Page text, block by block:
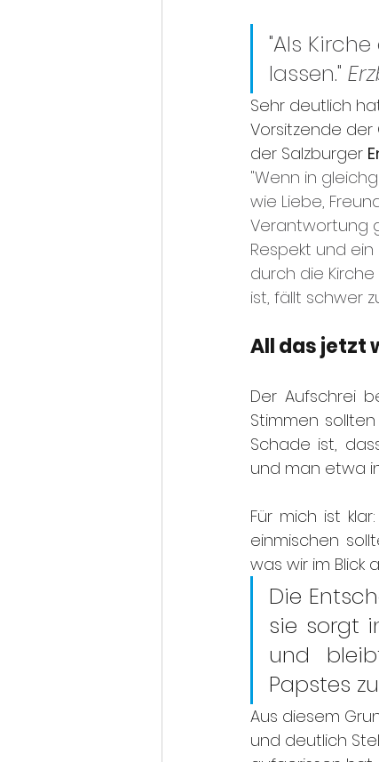
"Als
lassen."
Sehr deutlich
Vorsitzende der
der Salzburger
"Wenn in
wie Liebe,
Verantwortung
Respekt und ein
durch die
ist, fällt schwer
All das jetzt
Der Aufschrei
Stimmen
Schade ist,
und man etwa
Für mich ist
einmischen
was wir im Blick
Die
sie sorgt
und
Papstes
Aus diesem
und deutlich